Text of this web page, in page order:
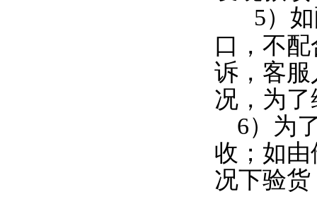
5）
口，不
诉，客
况，为
6）为
收；如
况下验